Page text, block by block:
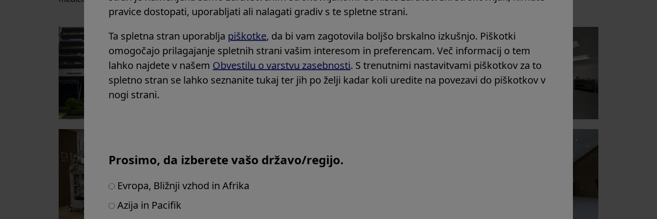
pravice dostopati, uporabljati ali nalagati gradiv s te spletne strani.
Ta spletna stran uporablja piškotke, da bi vam zagotovila boljšo brskalno izkušnjo. Piškotki
omogočajo prilagajanje spletnih strani vašim interesom in preferencam. Več informacij o tem
lahko najdete v našem Obvestilu o varstvu zasebnosti. S trenutnimi nastavitvami piškotkov za to
spletno stran se lahko seznanite tukaj ter jih po želji kadar koli uredite na povezavi do piškotkov v
nogi strani.
Prosimo, da izberete vašo državo/regijo.
Evropa, Bližnji vzhod in Afrika
Azija in Pacifik